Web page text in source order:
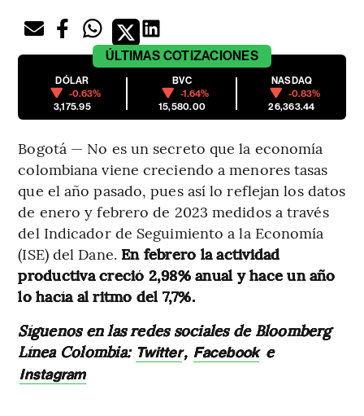
ÚLTIMAS COTIZACIONES
DÓLAR
-0.63%
3,175.95
BVC
-1.64%
15,580.00
NASDAQ
-0.83%
26,363.44
Bogotá — No es un secreto que la economía
colombiana viene creciendo a menores tasas
que el año pasado, pues así lo reflejan los datos
de enero y febrero de 2023 medidos a través
del Indicador de Seguimiento a la Economía
(ISE) del Dane. En febrero la actividad
productiva creció 2,98% anual y hace un año
lo hacía al ritmo del 7,7%.
Síguenos en las redes sociales de Bloomberg
Línea Colombia: Twitter, Facebook e
Instagram